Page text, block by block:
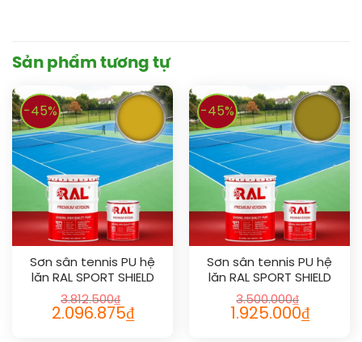
Sản phẩm tương tự
-45%
Sơn sân tennis PU hệ
lăn RAL SPORT SHIELD
1032
3.812.500₫
2.096.875₫
-45%
Sơn sân tennis PU hệ
lăn RAL SPORT SHIELD
1027
3.500.000₫
1.925.000₫